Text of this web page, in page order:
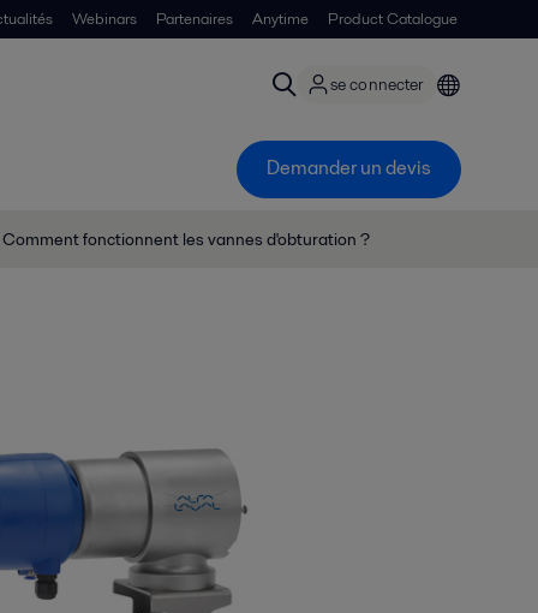
Webinars Partenaires Anytime Product Catalogue
se connecter
Demander un devis
Comment fonctionnent les vannes d'obturation ?